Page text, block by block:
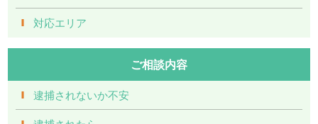
対応エリア
ご相談内容
逮捕されないか不安